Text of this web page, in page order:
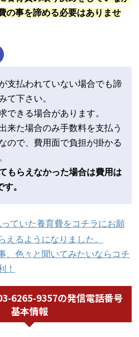
の事を諦める必要はありませ
支払われていない場合でも諦
て下さい。
できる場合があります。
来た場合のみ手数料を支払う
ので、費用面で負担が掛かる
もらえなかった場合は費用は
。
ていた養育費をコチラにお願
えるようになりました。
、色々と聞いてみたいならコチ
！
6265-9357の発信電話番号
基本情報